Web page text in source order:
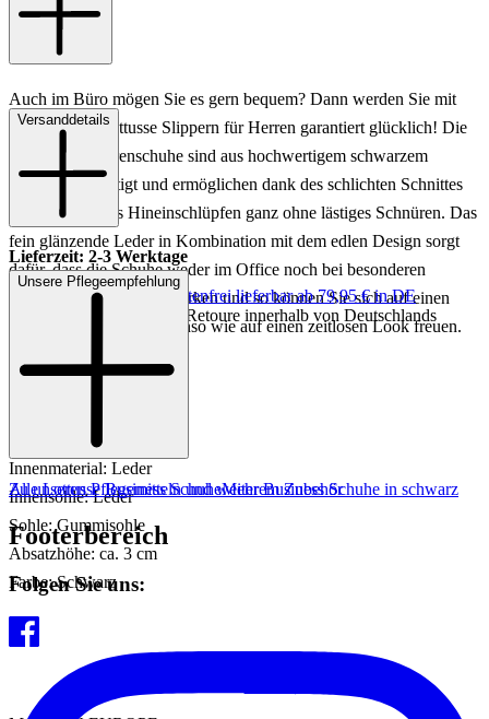
Auch im Büro mögen Sie es gern bequem? Dann werden Sie mit
diesen tollen Lottusse Slippern für Herren garantiert glücklich! Die
modischen Herrenschuhe sind aus hochwertigem schwarzem
Glattleder gefertigt und ermöglichen dank des schlichten Schnittes
ein komfortables Hineinschlüpfen ganz ohne lästiges Schnüren. Das
fein glänzende Leder in Kombination mit dem edlen Design sorgt
dafür, dass die Schuhe weder im Office noch bei besonderen
Anlässen fehl am Platz wirken und so können Sie sich auf einen
traumhaften Komfort ebenso wie auf einen zeitlosen Look freuen.
Material: Leder
Innenmaterial: Leder
Innensohle: Leder
Sohle: Gummisohle
Absatzhöhe: ca. 3 cm
Farbe: Schwarz
Versanddetails
Lieferzeit: 2-3 Werktage
Keine Versandkosten:
kostenfrei lieferbar ab 79,95 € in DE
Einfache und Kostenlose Retoure innerhalb von Deutschlands
Unsere Pflegeempfehlung
Zu unseren Pflegemitteln und weiterem Zubehör
Alle Lottusse Business SchuheMehr Business Schuhe in schwarz
Footerbereich
Folgen Sie uns: